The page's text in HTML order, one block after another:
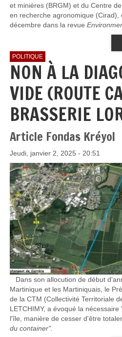
et minières (BRGM) et du Centre
en recherche agronomique (Cirad),
décembre dans la revue
POLITIQUE
NON À LA
VIDE (ROUTE
BRASSERIE
Article Fondas Kréyol
Jeudi, janvier 2, 2025 - 20:51
Dans son allocution de début
Martinique et les Martiniquais, le
de la CTM (Collectivité Territoriale
LETCHIMY, a évoqué la
l'île, manière de cesser d'être
du container".